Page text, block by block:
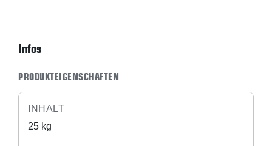
Infos
PRODUKTEIGENSCHAFTEN
INHALT
25 kg